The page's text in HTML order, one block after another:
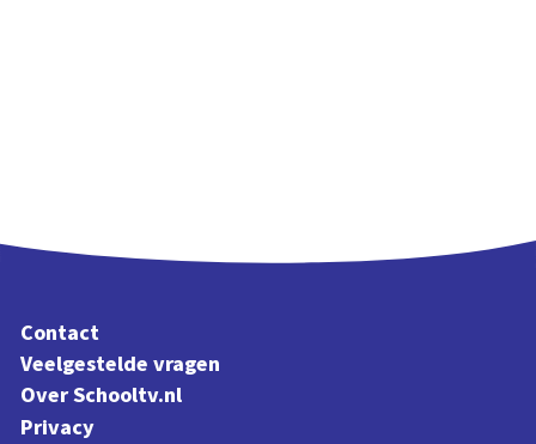
Contact
Veelgestelde vragen
Over Schooltv.nl
Privacy